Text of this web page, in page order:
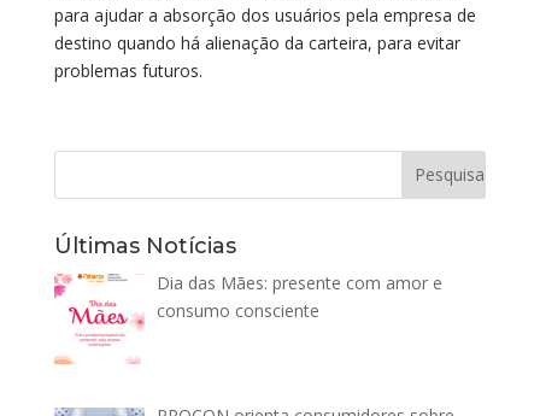
para ajudar a absorção dos usuários pela empresa de
destino quando há alienação da carteira, para evitar
problemas futuros.
Últimas Notícias
Dia das Mães: presente com amor e
consumo consciente